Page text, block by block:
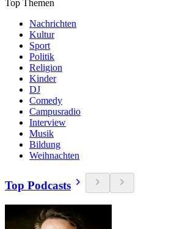
Top Themen
Nachrichten
Kultur
Sport
Politik
Religion
Kinder
DJ
Comedy
Campusradio
Interview
Musik
Bildung
Weihnachten
Top Podcasts